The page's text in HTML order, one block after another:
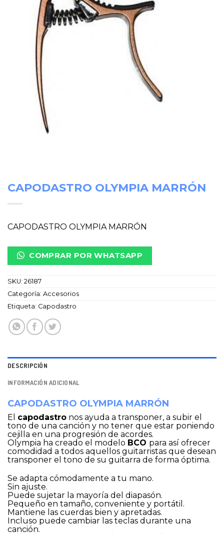
CAPODASTRO OLYMPIA MARRÓN
CAPODASTRO OLYMPIA MARRÓN
COMPRAR POR WHATSAPP
SKU: 26187
Categoría: Accesorios
Etiqueta: Capodastro
DESCRIPCIÓN
INFORMACIÓN ADICIONAL
CAPODASTRO OLYMPIA MARRÓN
El capodastro nos ayuda a transponer, a subir el
tono de una canción y no tener que estar poniendo
cejilla en una progresión de acordes.
Olympia ha creado el modelo BCO para así ofrecer
comodidad a todos aquellos guitarristas que desean
transponer el tono de su guitarra de forma óptima.
Se adapta cómodamente a tu mano.
Sin ajuste.
Puede sujetar la mayoría del diapasón.
Pequeño en tamaño, conveniente y portátil.
Mantiene las cuerdas bien y apretadas.
Incluso puede cambiar las teclas durante una
canción.